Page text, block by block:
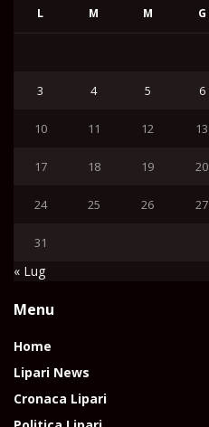
L M M G
3 4 5 6
10 11 12 13
17 18 19 20
24 25 26 27
31
« Lug
Menu
Home
Lipari News
Cronaca Lipari